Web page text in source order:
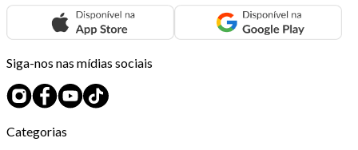
Siga-nos nas mídias sociais
Categorias